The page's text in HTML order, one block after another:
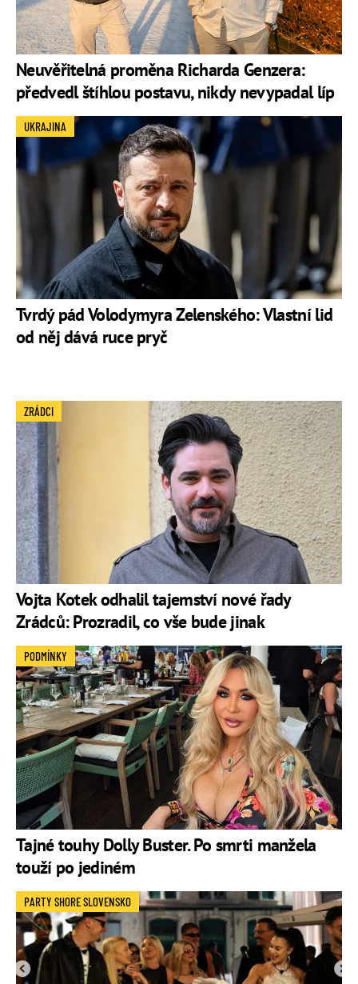
Neuvěřitelná proměna Richarda Genzera:
předvedl štíhlou postavu, nikdy nevypadal líp
Tvrdý pád Volodymyra Zelenského: Vlastní lid
od něj dává ruce pryč
UKRAJINA
Vojta Kotek odhalil tajemství nové řady
Zrádců: Prozradil, co vše bude jinak
ZRÁDCI
Tajné touhy Dolly Buster. Po smrti manžela
touží po jediném
PODMÍNKY
PARTY SHORE SLOVENSKO